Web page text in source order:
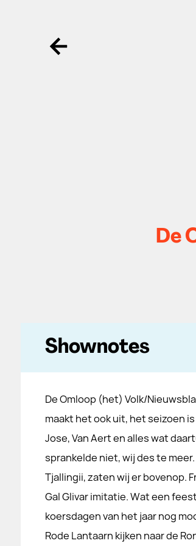
Ga terug
De
Shownotes
De Omloop (het) Volk/
maakt het ook uit, het seizoen
Jose, Van Aert en alles wat
sprankelde niet, wij des te
Tjallingii, zaten wij er bovenop.
Gal Glivar imitatie. Wat een
koersdagen van het jaar nog
Rode Lantaarn kijken naar de